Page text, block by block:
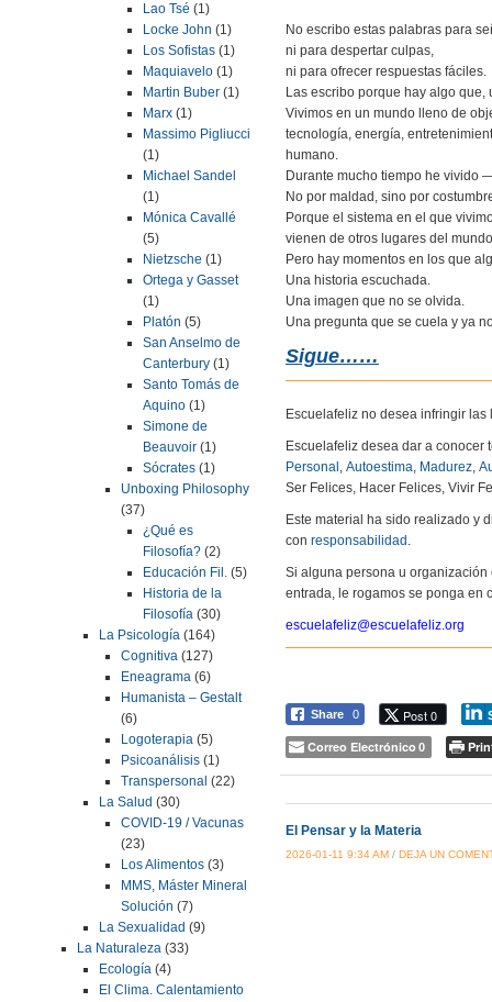
Lao Tsé (1)
Locke John (1)
Los Sofistas (1)
Maquiavelo (1)
Martin Buber (1)
Marx (1)
Massimo Pigliucci
(1)
Michael Sandel
(1)
Mónica Cavallé
(5)
Nietzsche (1)
Ortega y Gasset
(1)
Platón (5)
San Anselmo de
Canterbury (1)
Santo Tomás de
Aquino (1)
Simone de
Beauvoir (1)
Sócrates (1)
Unboxing Philosophy
(37)
¿Qué es
Filosofía? (2)
Educación Fil. (5)
Historia de la
Filosofía (30)
La Psicología (164)
Cognitiva (127)
Eneagrama (6)
Humanista – Gestalt
(6)
Logoterapia (5)
Psicoanálisis (1)
Transpersonal (22)
La Salud (30)
COVID-19 / Vacunas
(23)
Los Alimentos (3)
MMS, Máster Mineral
Solución (7)
La Sexualidad (9)
La Naturaleza (33)
Ecología (4)
El Clima. Calentamiento
No escribo estas palabras para
ni para despertar culpas,
ni para ofrecer respuestas fáciles.
Las escribo porque hay algo que,
Vivimos en un mundo lleno de
tecnología, energía,
humano.
Durante mucho tiempo he vivido
No por maldad, sino por
Porque el sistema en el que
vienen de otros lugares del
Pero hay momentos en los que
Una historia escuchada.
Una imagen que no se olvida.
Una pregunta que se cuela y ya
Sigue……
Escuelafeliz no desea infringir
Escuelafeliz desea dar a
Personal , Autoestima, Madurez,
Ser Felices, Hacer Felices, Vivir
Este material ha sido realizado y
con responsabilidad .
Si alguna persona u
entrada, le rogamos se ponga en
escuelafeliz@escuelafeliz.org
Share 0 Post 0
Correo Electrónico 0
El Pensar y la Materia
2026-01-11 9:34 AM / DEJA UN